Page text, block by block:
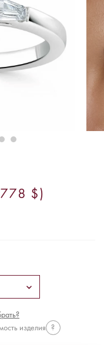
$)
изделия
?